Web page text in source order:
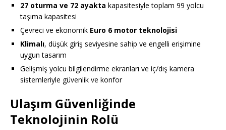
27 oturma ve 72 ayakta kapasitesiyle toplam 99 yolcu
taşıma kapasitesi
Çevreci ve ekonomik Euro 6 motor teknolojisi
Klimalı, düşük giriş seviyesine sahip ve engelli erişimine
uygun tasarım
Gelişmiş yolcu bilgilendirme ekranları ve iç/dış kamera
sistemleriyle güvenlik ve konfor
Ulaşım Güvenliğinde
Teknolojinin Rolü